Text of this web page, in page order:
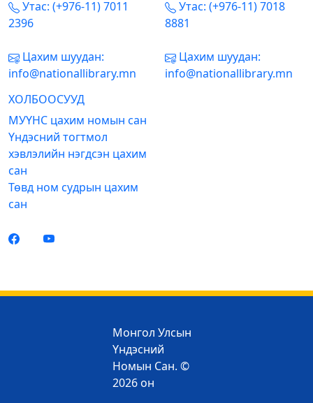
Утас: (+976-11) 7011
2396
Цахим шуудан:
info@nationallibrary.mn
Утас: (+976-11) 7018
8881
Цахим шуудан:
info@nationallibrary.mn
ХОЛБООСУУД
МУҮНС цахим номын сан
Үндэсний тогтмол
хэвлэлийн нэгдсэн цахим
сан
Төвд ном судрын цахим
сан
Монгол Улсын
Үндэсний
Номын Сан. ©
2026 он